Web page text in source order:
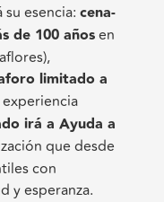
su esencia:cena-
de 100 añosen
limitado a
irá a Ayuda a
que desde
con
y esperanza.